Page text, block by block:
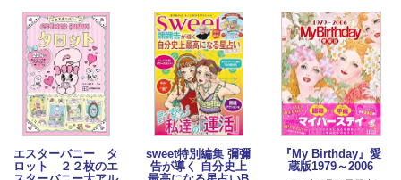
エスターバニー タ
ロット ２２枚のエ
sweet特別編集 彌彌
告が導く 自分史上
『My Birthday』愛
蔵版1979～2006